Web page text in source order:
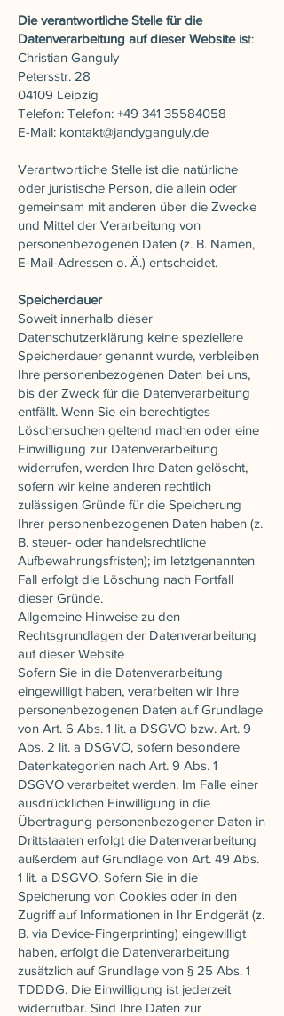
Die verantwortliche Stelle für die
Datenverarbeitung auf dieser Website ist:
Christian Ganguly
Petersstr. 28
04109 Leipzig
Telefon: Telefon: +49 341 35584058
E-Mail: kontakt@jandyganguly.de
Verantwortliche Stelle ist die natürliche
oder juristische Person, die allein oder
gemeinsam mit anderen über die Zwecke
und Mittel der Verarbeitung von
personenbezogenen Daten (z. B. Namen,
E-Mail-Adressen o. Ä.) entscheidet.
Speicherdauer
Soweit innerhalb dieser
Datenschutzerklärung keine speziellere
Speicherdauer genannt wurde, verbleiben
Ihre personenbezogenen Daten bei uns,
bis der Zweck für die Datenverarbeitung
entfällt. Wenn Sie ein berechtigtes
Löschersuchen geltend machen oder eine
Einwilligung zur Datenverarbeitung
widerrufen, werden Ihre Daten gelöscht,
sofern wir keine anderen rechtlich
zulässigen Gründe für die Speicherung
Ihrer personenbezogenen Daten haben (z.
B. steuer- oder handelsrechtliche
Aufbewahrungsfristen); im letztgenannten
Fall erfolgt die Löschung nach Fortfall
dieser Gründe.
Allgemeine Hinweise zu den
Rechtsgrundlagen der Datenverarbeitung
auf dieser Website
Sofern Sie in die Datenverarbeitung
eingewilligt haben, verarbeiten wir Ihre
personenbezogenen Daten auf Grundlage
von Art. 6 Abs. 1 lit. a DSGVO bzw. Art. 9
Abs. 2 lit. a DSGVO, sofern besondere
Datenkategorien nach Art. 9 Abs. 1
DSGVO verarbeitet werden. Im Falle einer
ausdrücklichen Einwilligung in die
Übertragung personenbezogener Daten in
Drittstaaten erfolgt die Datenverarbeitung
außerdem auf Grundlage von Art. 49 Abs.
1 lit. a DSGVO. Sofern Sie in die
Speicherung von Cookies oder in den
Zugriff auf Informationen in Ihr Endgerät (z.
B. via Device-Fingerprinting) eingewilligt
haben, erfolgt die Datenverarbeitung
zusätzlich auf Grundlage von § 25 Abs. 1
TDDDG. Die Einwilligung ist jederzeit
widerrufbar. Sind Ihre Daten zur